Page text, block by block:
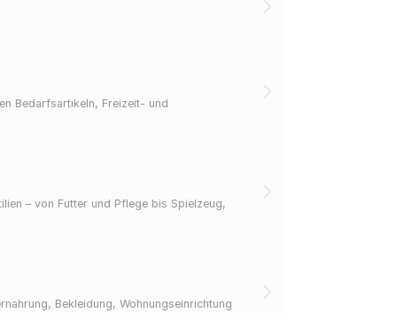
Bedarfsartikeln, Freizeit- und
– von Futter und Pflege bis Spielzeug,
Bekleidung, Wohnungseinrichtung